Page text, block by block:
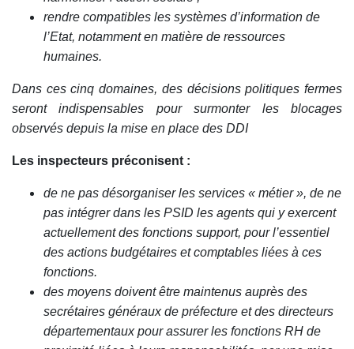
rendre compatibles les systèmes d’information de
l’Etat, notamment en matière de ressources
humaines.
Dans ces cinq domaines, des décisions politiques fermes
seront indispensables pour surmonter les blocages
observés depuis la mise en place des DDI
Les inspecteurs préconisent :
de ne pas désorganiser les services « métier », de ne
pas intégrer dans les PSID les agents qui y exercent
actuellement des fonctions support, pour l’essentiel
des actions budgétaires et comptables liées à ces
fonctions.
des moyens doivent être maintenus auprès des
secrétaires généraux de préfecture et des directeurs
départementaux pour assurer les fonctions RH de